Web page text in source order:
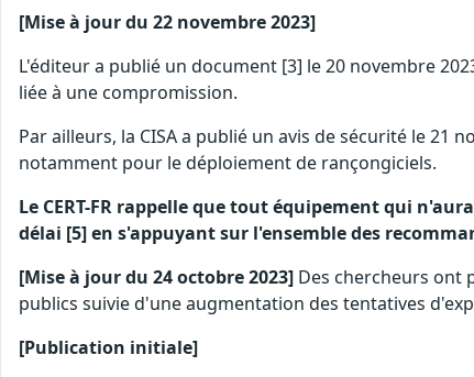
[Mise à jour du 22 novembre 2023]
L'éditeur a publié un document [3] le 20 novembre
liée à une compromission.
Par ailleurs, la CISA a publié un avis de sécurité le
notamment pour le déploiement de rançongiciels.
Le CERT-FR rappelle que tout équipement qui
délai [5] en s'appuyant sur l'ensemble des
[Mise à jour du 24 octobre 2023] Des chercheurs ont
publics suivie d'une augmentation des tentatives
[Publication initiale]